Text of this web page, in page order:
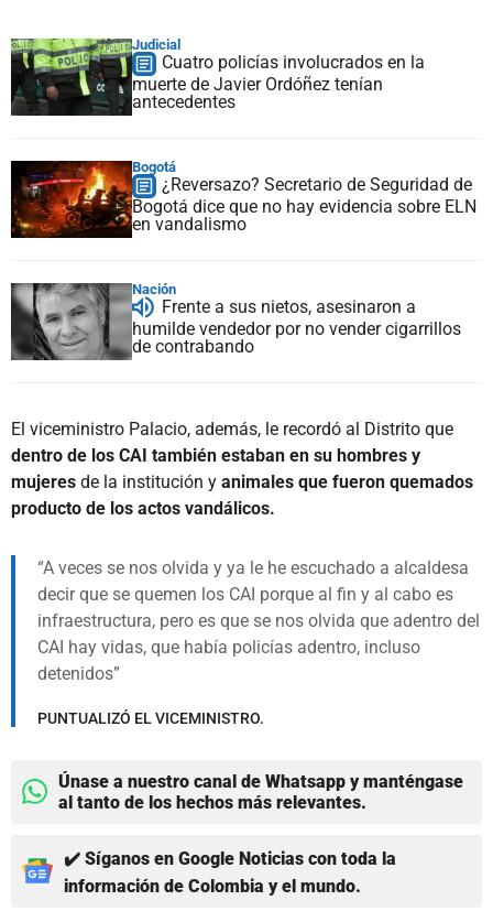
Judicial
Cuatro policías involucrados en la
muerte de Javier Ordóñez tenían
antecedentes
Bogotá
¿Reversazo? Secretario de Seguridad de
Bogotá dice que no hay evidencia sobre ELN
en vandalismo
Nación
Frente a sus nietos, asesinaron a
humilde vendedor por no vender cigarrillos
de contrabando
El viceministro Palacio, además, le recordó al Distrito que
dentro de los CAI también estaban en su hombres y
mujeres de la institución y animales que fueron quemados
producto de los actos vandálicos.
A veces se nos olvida y ya le he escuchado a alcaldesa
decir que se quemen los CAI porque al fin y al cabo es
infraestructura, pero es que se nos olvida que adentro del
CAI hay vidas, que había policías adentro, incluso
detenidos
PUNTUALIZÓ EL VICEMINISTRO.
Únase a nuestro canal de Whatsapp y manténgase
al tanto de los hechos más relevantes.
✔️ Síganos en Google Noticias con toda la
información de Colombia y el mundo.